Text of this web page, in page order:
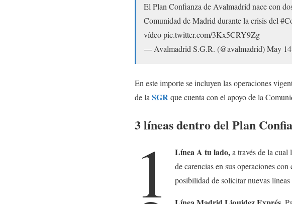
El Plan Confianza de Avalmadrid nace con
Comunidad de Madrid durante la crisis del
vídeo pic.twitter.com/3Kx5CRY9Zg
— Avalmadrid S.G.R. (@avalmadrid) May
En este importe se incluyen las operaciones
de la SGRque cuenta con el apoyo de la
3 líneas dentro del Plan
1 Línea A tu lado,a través de la
de carencias en sus operaciones
posibilidad de solicitar nuevas